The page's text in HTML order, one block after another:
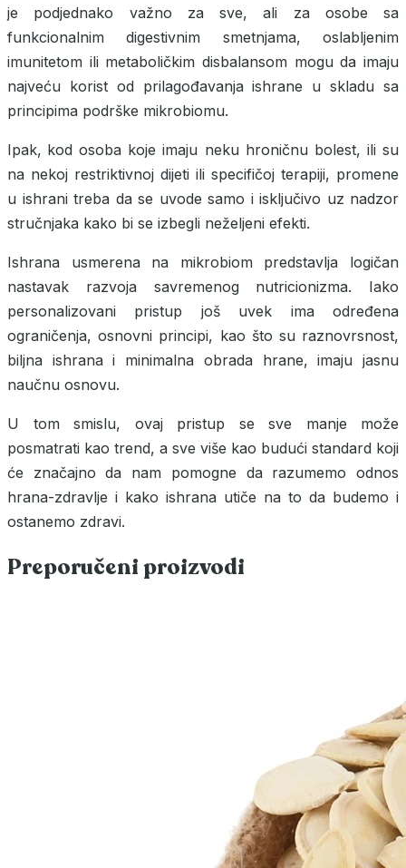
je podjednako važno za sve, ali za osobe sa
funkcionalnim digestivnim smetnjama, oslabljenim
imunitetom ili metaboličkim disbalansom mogu da imaju
najveću korist od prilagođavanja ishrane u skladu sa
principima podrške mikrobiomu.
Ipak, kod osoba koje imaju neku hroničnu bolest, ili su
na nekoj restriktivnoj dijeti ili specifičoj terapiji, promene
u ishrani treba da se uvode samo i isključivo uz nadzor
stručnjaka kako bi se izbegli neželjeni efekti.
Ishrana usmerena na mikrobiom predstavlja logičan
nastavak razvoja savremenog nutricionizma. Iako
personalizovani pristup još uvek ima određena
ograničenja, osnovni principi, kao što su raznovrsnost,
biljna ishrana i minimalna obrada hrane, imaju jasnu
naučnu osnovu.
U tom smislu, ovaj pristup se sve manje može
posmatrati kao trend, a sve više kao budući standard koji
će značajno da nam pomogne da razumemo odnos
hrana-zdravlje i kako ishrana utiče na to da budemo i
ostanemo zdravi.
Preporučeni proizvodi